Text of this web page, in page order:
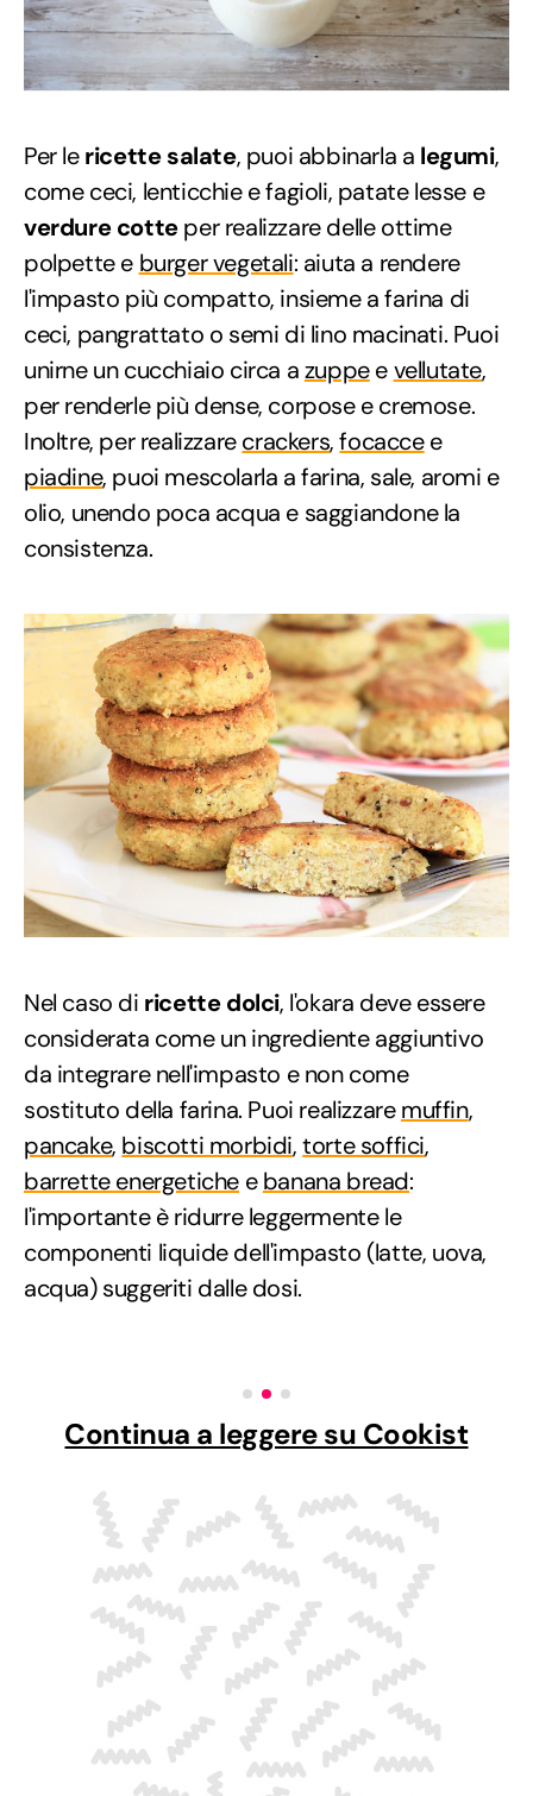
Per lericette salate, puoi abbinarla a legumi,
come ceci, lenticchie e fagioli, patate lesse e
verdure cotteper realizzare delle ottime
polpette e burger vegetali: aiuta a rendere
l'impasto più compatto, insieme a farina di
ceci, pangrattato o semi di lino macinati. Puoi
unirne un cucchiaio circa azuppeevellutate,
per renderle più dense, corpose e cremose.
Inoltre, per realizzarecrackers,focaccee
piadine, puoi mescolarla a farina, sale, aromi e
olio, unendo poca acqua e saggiandone la
consistenza.
Nel caso di ricette dolci, l'okara deve essere
considerata come un ingrediente aggiuntivo
da integrare nell'impasto e non come
sostituto della farina. Puoi realizzaremuffin,
pancake, biscotti morbidi,torte soffici,
barrette energetiche ebanana bread:
l'importante è ridurre leggermente le
componenti liquide dell'impasto (latte, uova,
acqua) suggeriti dalle dosi.
Continua a leggere su Cookist